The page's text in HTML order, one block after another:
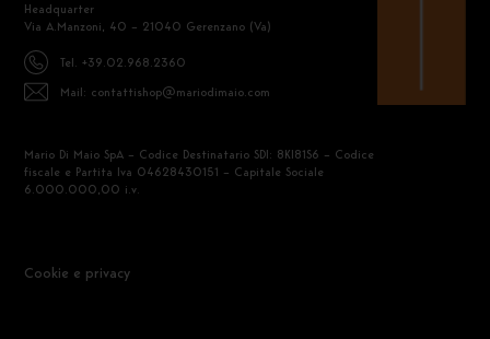
Headquarter
Via A.Manzoni, 40 – 21040 Gerenzano (Va)
Tel. +39.02.968.2360
Mail: contattishop@mariodimaio.com
Mario Di Maio SpA – Codice Destinatario SDI: 8KI81S6 – Codice
fiscale e Partita Iva 04628430151 – Capitale Sociale
6.000.000,00 i.v.
Cookie e privacy